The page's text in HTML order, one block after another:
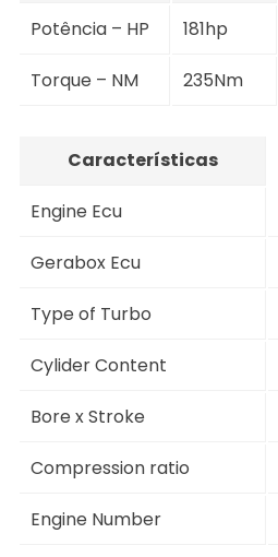
Potência – HP 181hp
Torque – NM 235Nm
Características
Engine Ecu
Gerabox Ecu
Type of Turbo
Cylider Content
Bore x Stroke
Compression ratio
Engine Number